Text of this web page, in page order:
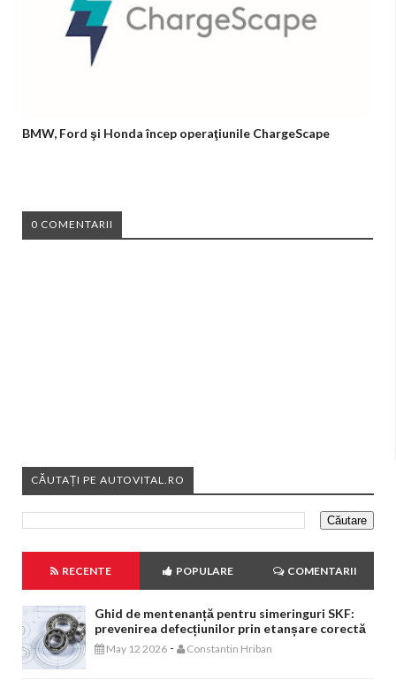
BMW, Ford şi Honda încep operaţiunile ChargeScape
0 COMENTARII
CĂUTAȚI PE AUTOVITAL.RO
RECENTE POPULARE COMENTARII
Ghid de mentenanță pentru simeringuri SKF:
prevenirea defecțiunilor prin etanșare corectă
May 12 2026 - Constantin Hriban